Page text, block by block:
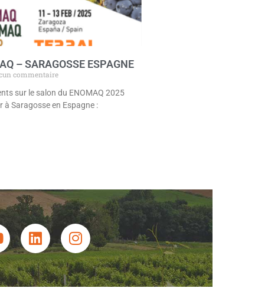
– SARAGOSSE ESPAGNE
commentaire
sur le salon du ENOMAQ 2025
à Saragosse en Espagne :